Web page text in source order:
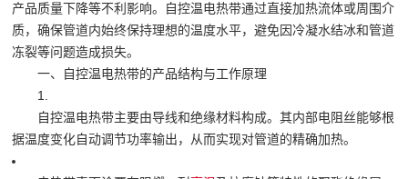
产品质量下降等不利影响。自控温电热带通过直接加热流体或周围介
质，确保管道内始终保持理想的温度水平，避免因冷凝水结冰和管道
冻裂等问题造成损失。
一、自控温电热带的产品结构与工作原理
1.
自控温电热带主要由导线和绝缘材料构成。其内部电阻丝能够根
据温度变化自动调节功率输出，从而实现对管道的精确加热。